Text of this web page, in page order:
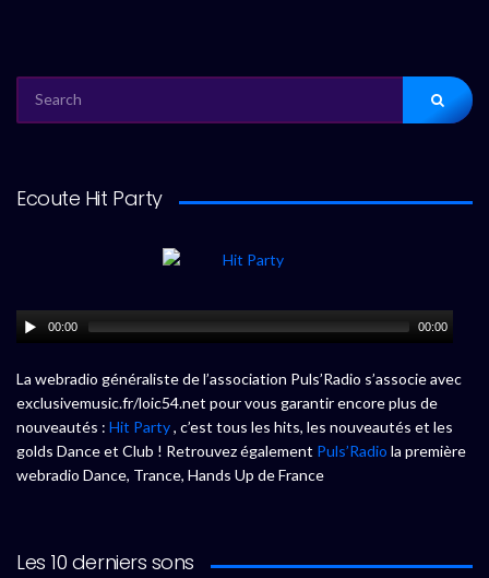
FOR:
Ecoute Hit Party
00:00 00:00
La webradio généraliste de l’association Puls’Radio s’associe avec
exclusivemusic.fr/loic54.net pour vous garantir encore plus de
nouveautés : Hit Party, c’est tous les hits, les nouveautés et les
golds Dance et Club ! Retrouvez également Puls’Radio la première
webradio Dance, Trance, Hands Up de France
Les 10 derniers sons